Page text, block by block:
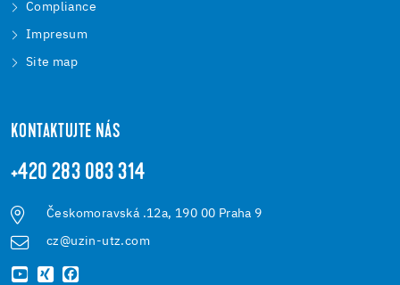
Compliance
Impresum
Site map
KONTAKTUJTE NÁS
+420 283 083 314
Českomoravská .12a, 190 00 Praha 9
cz@uzin-utz.com